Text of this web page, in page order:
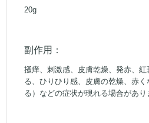
20g
副作用：
掻痒、刺激感、皮膚乾燥、発赤、
る、ひりひり感、皮膚の乾燥、赤
る）などの症状が現れる場合があり